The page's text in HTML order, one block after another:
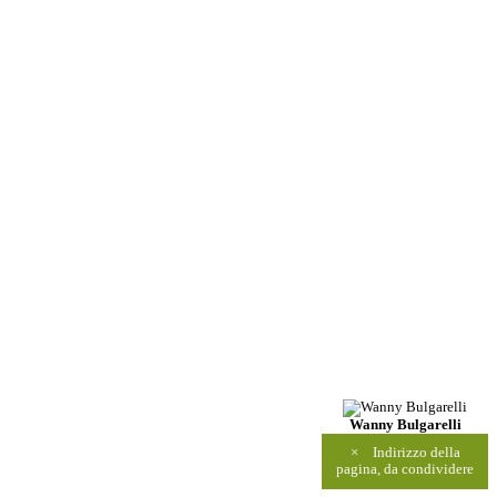
Wanny Bulgarelli
×
Indirizzo della
pagina, da condividere